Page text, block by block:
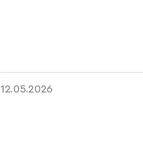
12.05.2026